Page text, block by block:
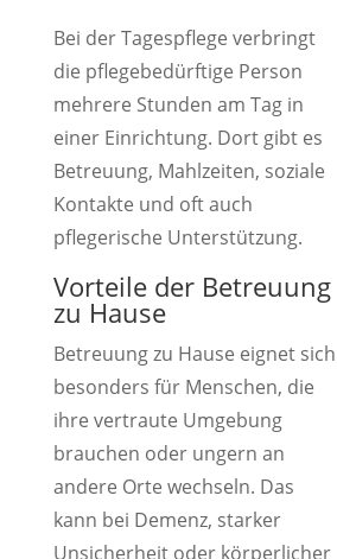
Bei der Tagespflege verbringt
die pflegebedürftige Person
mehrere Stunden am Tag in
einer Einrichtung. Dort gibt es
Betreuung, Mahlzeiten, soziale
Kontakte und oft auch
pflegerische Unterstützung.
Vorteile der Betreuung
zu Hause
Betreuung zu Hause eignet sich
besonders für Menschen, die
ihre vertraute Umgebung
brauchen oder ungern an
andere Orte wechseln. Das
kann bei Demenz, starker
Unsicherheit oder körperlicher